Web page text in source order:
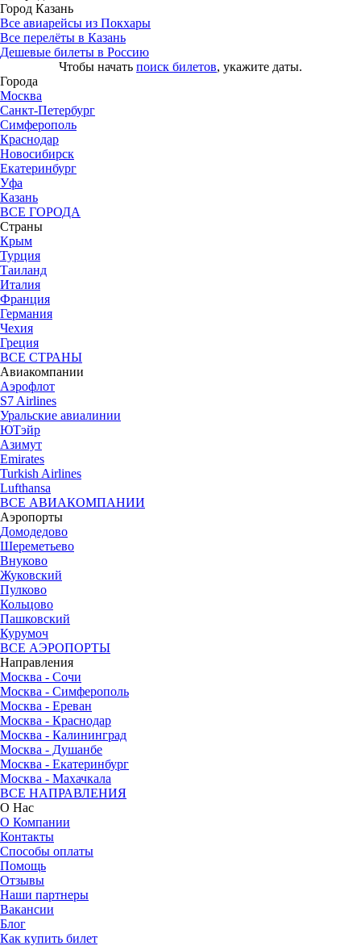
Город Казань
Все авиарейсы из Покхары
Все перелёты в Казань
Дешевые билеты в Россию
Чтобы начать поиск билетов, укажите даты.
Города
Москва
Санкт-Петербург
Симферополь
Краснодар
Новосибирск
Екатеринбург
Уфа
Казань
ВСЕ ГОРОДА
Страны
Крым
Турция
Таиланд
Италия
Франция
Германия
Чехия
Греция
ВСЕ СТРАНЫ
Авиакомпании
Аэрофлот
S7 Airlines
Уральские авиалинии
ЮТэйр
Азимут
Emirates
Turkish Airlines
Lufthansa
ВСЕ АВИАКОМПАНИИ
Аэропорты
Домодедово
Шереметьево
Внуково
Жуковский
Пулково
Кольцово
Пашковский
Курумоч
ВСЕ АЭРОПОРТЫ
Направления
Москва - Сочи
Москва - Симферополь
Москва - Ереван
Москва - Краснодар
Москва - Калининград
Москва - Душанбе
Москва - Екатеринбург
Москва - Махачкала
ВСЕ НАПРАВЛЕНИЯ
О Нас
О Компании
Контакты
Способы оплаты
Помощь
Отзывы
Наши партнеры
Вакансии
Блог
Как купить билет